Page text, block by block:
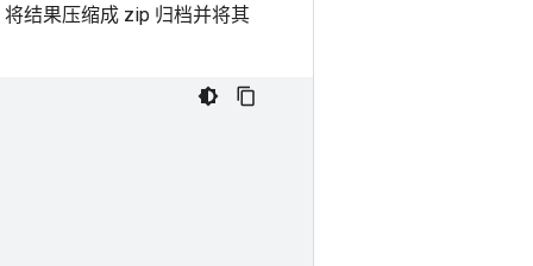
结果压缩成 zip 归档并将其